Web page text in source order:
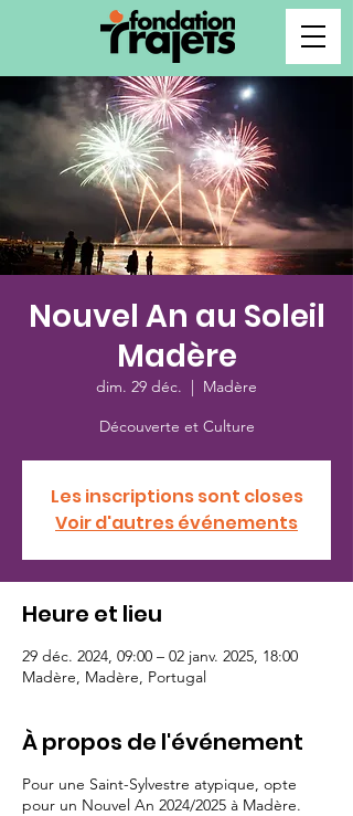
Nouvel An au Soleil
Madère
dim. 29 déc.
  |
Madère
Découverte et Culture
Les inscriptions sont closes
Voir d'autres événements
Heure et lieu
29 déc. 2024, 09:00 – 02 janv. 2025, 18:00
Madère, Madère, Portugal
À propos de l'événement
Pour une Saint-Sylvestre atypique, opte
pour un Nouvel An 2024/2025 à Madère.